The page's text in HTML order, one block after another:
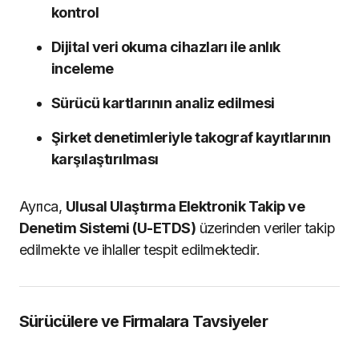
kontrol
Dijital veri okuma cihazları ile anlık
inceleme
Sürücü kartlarının analiz edilmesi
Şirket denetimleriyle takograf kayıtlarının
karşılaştırılması
Ayrıca, Ulusal Ulaştırma Elektronik Takip ve
Denetim Sistemi (U-ETDS) üzerinden veriler takip
edilmekte ve ihlaller tespit edilmektedir.
Sürücülere ve Firmalara Tavsiyeler